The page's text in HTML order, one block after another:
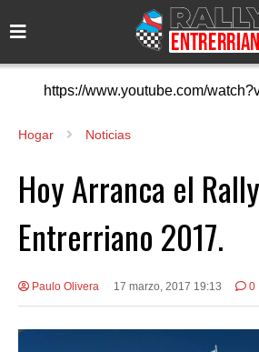
https://www.youtube.com/
Hogar Noticias
Hoy Arranca el Rally
Entrerriano 2017.
Paulo Olivera 17 marzo, 2017 19:13 0